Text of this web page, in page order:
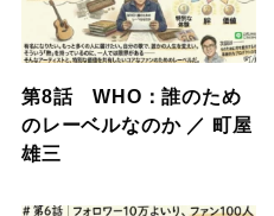
第8話 WHO：誰のため
のレーベルなのか ／ 町屋
雄三